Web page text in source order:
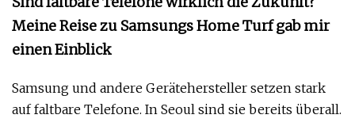
Meine Reise zu Samsungs Home Turf gab mir
einen Einblick
Samsung und andere Gerätehersteller setzen stark
auf faltbare Telefone. In Seoul sind sie bereits überall.